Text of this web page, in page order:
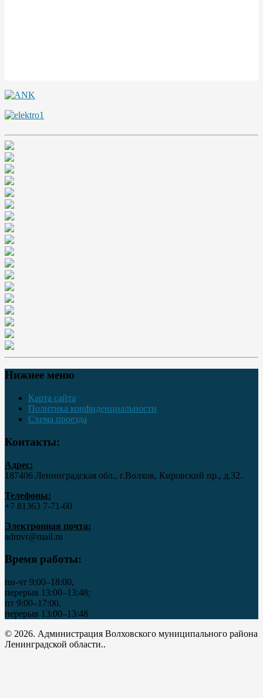
Нижнее меню
Карта сайта
Политика конфиденциальности
Схема проезда
Контакты:
Адрес:
187406 Ленинградская обл., г.Волхов, Кировский пр., д.32.
Телефоны:
+7 81363 7‑71-60
Электронная почта:
admvr@mail.ru
Время работы:
пн-чт 9:00–18:00,
перерыв 13:00–13:48;
пт 9:00–17:00,
перерыв 13:00–13:48
© 2026. Администрация Волховского муниципального района
Ленинградской области..